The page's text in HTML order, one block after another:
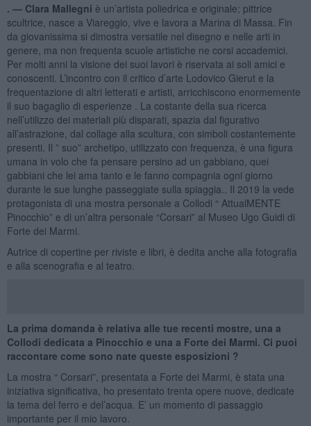
. — Clara Mallegni è un’artista poliedrica e originale; pittrice
scultrice, nasce a Viareggio, vive e lavora a Marina di Massa. Fin
da giovanissima si dimostra versatile nel disegno e nelle arti in
genere, ma non frequenta scuole artistiche ne corsi accademici.
Per molti anni la visione dei suoi lavori è riservata ai soli amici e
conoscenti. L’incontro con il critico d’arte Lodovico Gierut e la
frequentazione di altri letterati e artisti, arricchiscono enormemente
il suo bagaglio di esperienze . La costante della sua ricerca
nell’utilizzo dei materiali più disparati, spazia dal figurativo
all’astrazione, dal collage alla scultura, con simboli costantemente
presenti. Il ” suo” archetipo, utilizzato con frequenza, è una figura
umana in volo che fa pensare persino ad un gabbiano, quei
gabbiani che lei ama tanto e le fanno compagnia ogni giorno
durante le sue lunghe passeggiate sulla spiaggia.. Il 2019 la vede
protagonista di una mostra personale a Collodi “ AttualMENTE
Pinocchio” e di un’altra personale “Corsari” al Museo Ugo Guidi di
Forte dei Marmi.
Autrice di copertine per riviste e libri, è dedita anche alla fotografia
e alla scenografia e al teatro.
La prima domanda è relativa alle tue recenti mostre, una a
Collodi dedicata a Pinocchio e una a Forte dei Marmi. Ci puoi
raccontare come sono nate queste esposizioni ?
La mostra “ Corsari”, presentata a Forte dei Marmi, è stata una
iniziativa significativa, ho presentato trenta opere nuove, dedicate
la tema del ferro e del’acqua. E’ un momento di passaggio
importante per il mio lavoro.